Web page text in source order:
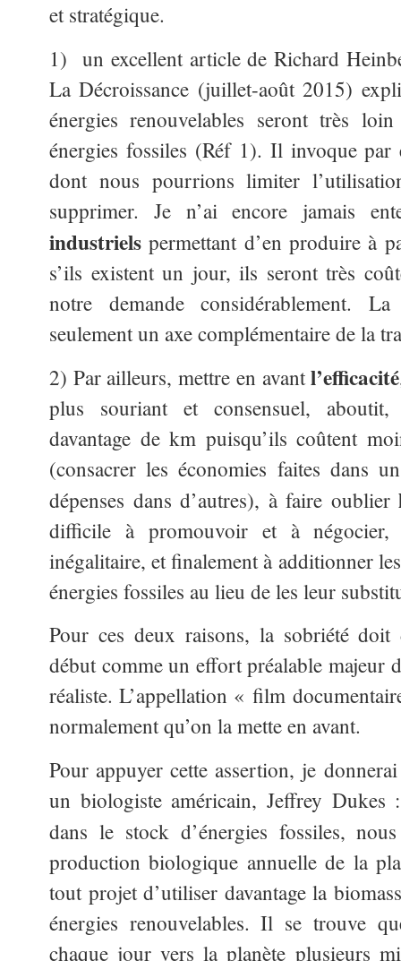
et stratégique.
1) un excellent article de Richard
La Décroissance (juillet-août 2015)
énergies renouvelables seront très
énergies fossiles (Réf 1). Il invoque par
dont nous pourrions limiter
supprimer. Je n’ai encore jamais
industriels permettant d’en produire à
s’ils existent un jour, ils seront très
notre demande considérablement.
seulement un axe complémentaire de la
2) Par ailleurs, mettre en avantl’efficacité
plus souriant et consensuel,
davantage de km puisqu’ils coûtent
(consacrer les économies faites dans
dépenses dans d’autres), à faire oublier
difficile à promouvoir et à négocier,
inégalitaire, et finalement à additionner
énergies fossiles au lieu de les leur
Pour ces deux raisons, la sobriété doit
début comme un effort préalable majeur
réaliste. L’appellation « film
normalement qu’on la mette en avant.
Pour appuyer cette assertion, je
un biologiste américain, Jeffrey Dukes
dans le stock d’énergies fossiles,
production biologique annuelle de la
tout projet d’utiliser davantage la
énergies renouvelables. Il se trouve
chaque jour vers la planète plusieurs